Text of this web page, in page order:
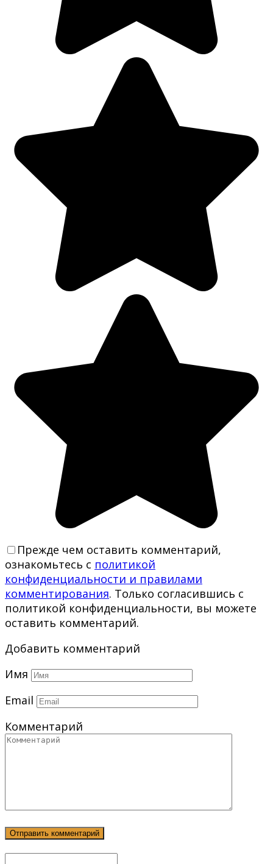
Прежде чем оставить комментарий,
ознакомьтесь с политикой
конфиденциальности и правилами
комментирования. Только согласившись с
политикой конфиденциальности, вы можете
оставить комментарий.
Добавить комментарий
Имя
Email
Комментарий